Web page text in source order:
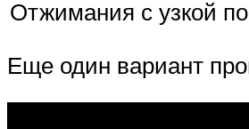
Отжимания с узкой
Еще один вариант